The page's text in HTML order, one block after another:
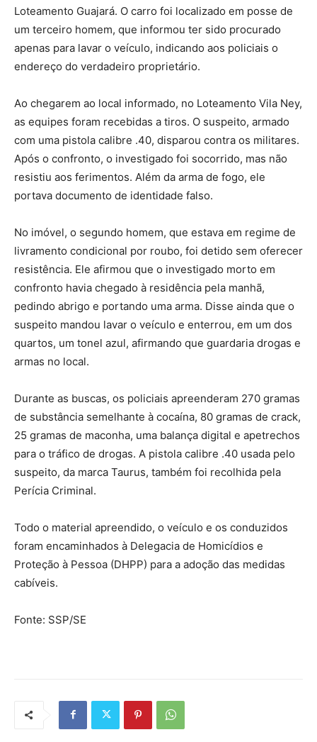
Loteamento Guajará. O carro foi localizado em posse de
um terceiro homem, que informou ter sido procurado
apenas para lavar o veículo, indicando aos policiais o
endereço do verdadeiro proprietário.
Ao chegarem ao local informado, no Loteamento Vila Ney,
as equipes foram recebidas a tiros. O suspeito, armado
com uma pistola calibre .40, disparou contra os militares.
Após o confronto, o investigado foi socorrido, mas não
resistiu aos ferimentos. Além da arma de fogo, ele
portava documento de identidade falso.
No imóvel, o segundo homem, que estava em regime de
livramento condicional por roubo, foi detido sem oferecer
resistência. Ele afirmou que o investigado morto em
confronto havia chegado à residência pela manhã,
pedindo abrigo e portando uma arma. Disse ainda que o
suspeito mandou lavar o veículo e enterrou, em um dos
quartos, um tonel azul, afirmando que guardaria drogas e
armas no local.
Durante as buscas, os policiais apreenderam 270 gramas
de substância semelhante à cocaína, 80 gramas de crack,
25 gramas de maconha, uma balança digital e apetrechos
para o tráfico de drogas. A pistola calibre .40 usada pelo
suspeito, da marca Taurus, também foi recolhida pela
Perícia Criminal.
Todo o material apreendido, o veículo e os conduzidos
foram encaminhados à Delegacia de Homicídios e
Proteção à Pessoa (DHPP) para a adoção das medidas
cabíveis.
Fonte: SSP/SE